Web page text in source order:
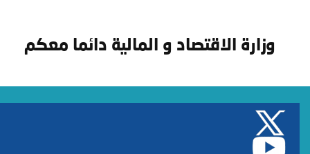
وزارة الاقتصاد و المالية دائما معكم